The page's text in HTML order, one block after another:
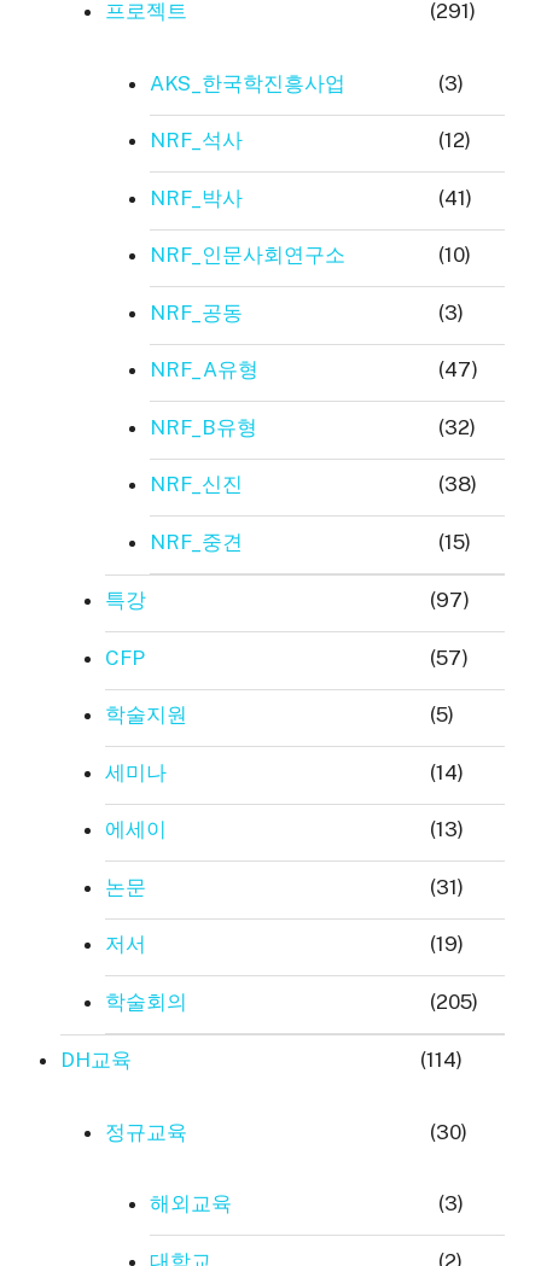
프로젝트 (291)
AKS_한국학진흥사업 (3)
NRF_석사 (12)
NRF_박사 (41)
NRF_인문사회연구소 (10)
NRF_공동 (3)
NRF_A유형 (47)
NRF_B유형 (32)
NRF_신진 (38)
NRF_중견 (15)
특강 (97)
CFP (57)
학술지원 (5)
세미나 (14)
에세이 (13)
논문 (31)
저서 (19)
학술회의 (205)
DH교육 (114)
정규교육 (30)
해외교육 (3)
대학교 (2)